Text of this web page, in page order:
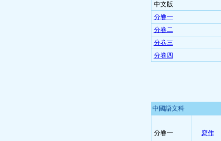
中文版
分卷一
分卷二
分卷三
分卷四
中國語文科
分卷一 寫作